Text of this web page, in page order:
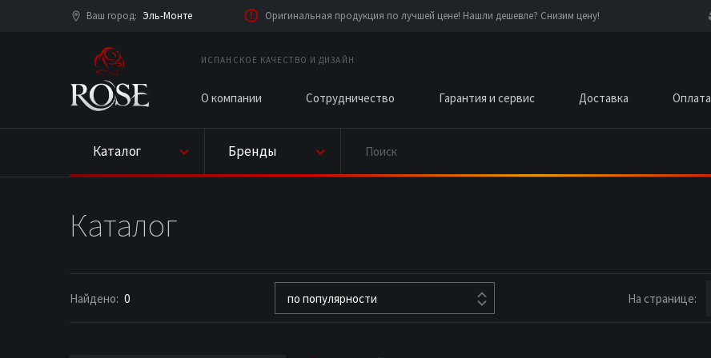
Ваш город: Эль-Монте Оригинальная продукция по лучшей цене! Нашли дешевле? Снизим цену!
ИСПАНСКОЕ КАЧЕСТВО И ДИЗАЙН
О компании Сотрудничество Гарантия и сервис Доставка Оплата
Каталог Бренды
Каталог
Найдено: 0 по популярности На странице: